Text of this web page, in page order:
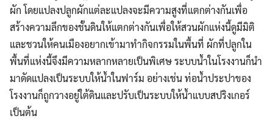
ผัก โดยแปลงปลูกผักแต่ละแปลงจะมีความสูงที่แตกต่างกันเพื่อ
สร้างความลึกของชั้นดินให้แตกต่างกันเพื่อให้สวนผักแห่งนี้ดูมีมิติ
และชวนให้คนเมืองอยากเข้ามาทำกิจกรรมในพื้นที่ ผักที่ปลูกใน
พื้นที่แห่งนี้จึงมีความหลากหลายเป็นพิเศษ ระบบน้ำในโรงงานก็นำ
มาดัดแปลงเป็นระบบให้น้ำในฟาร์ม อย่างเช่น ท่อน้ำประปาของ
โรงงานก็ถูกวางอยู่ใต้ดินและปรับเป็นระบบให้น้ำแบบสปริงเกอร์
เป็นต้น